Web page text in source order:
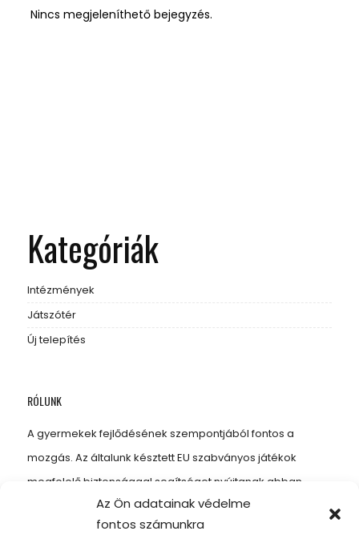
Az Ön adatainak védelme
fontos számunkra
Nincs megjeleníthető bejegyzés.
Kategóriák
Intézmények
Játszótér
Új telepítés
RÓLUNK
A gyermekek fejlődésének szempontjából fontos a
mozgás. Az általunk késztett EU szabványos játékok
megfelelő biztonsággal segítséget nyújtanak abban,
hogy gyermekeinknek kellő mozgást biztosítsunk, amitől
erősebbek, energikusabbak és egészségesebbek